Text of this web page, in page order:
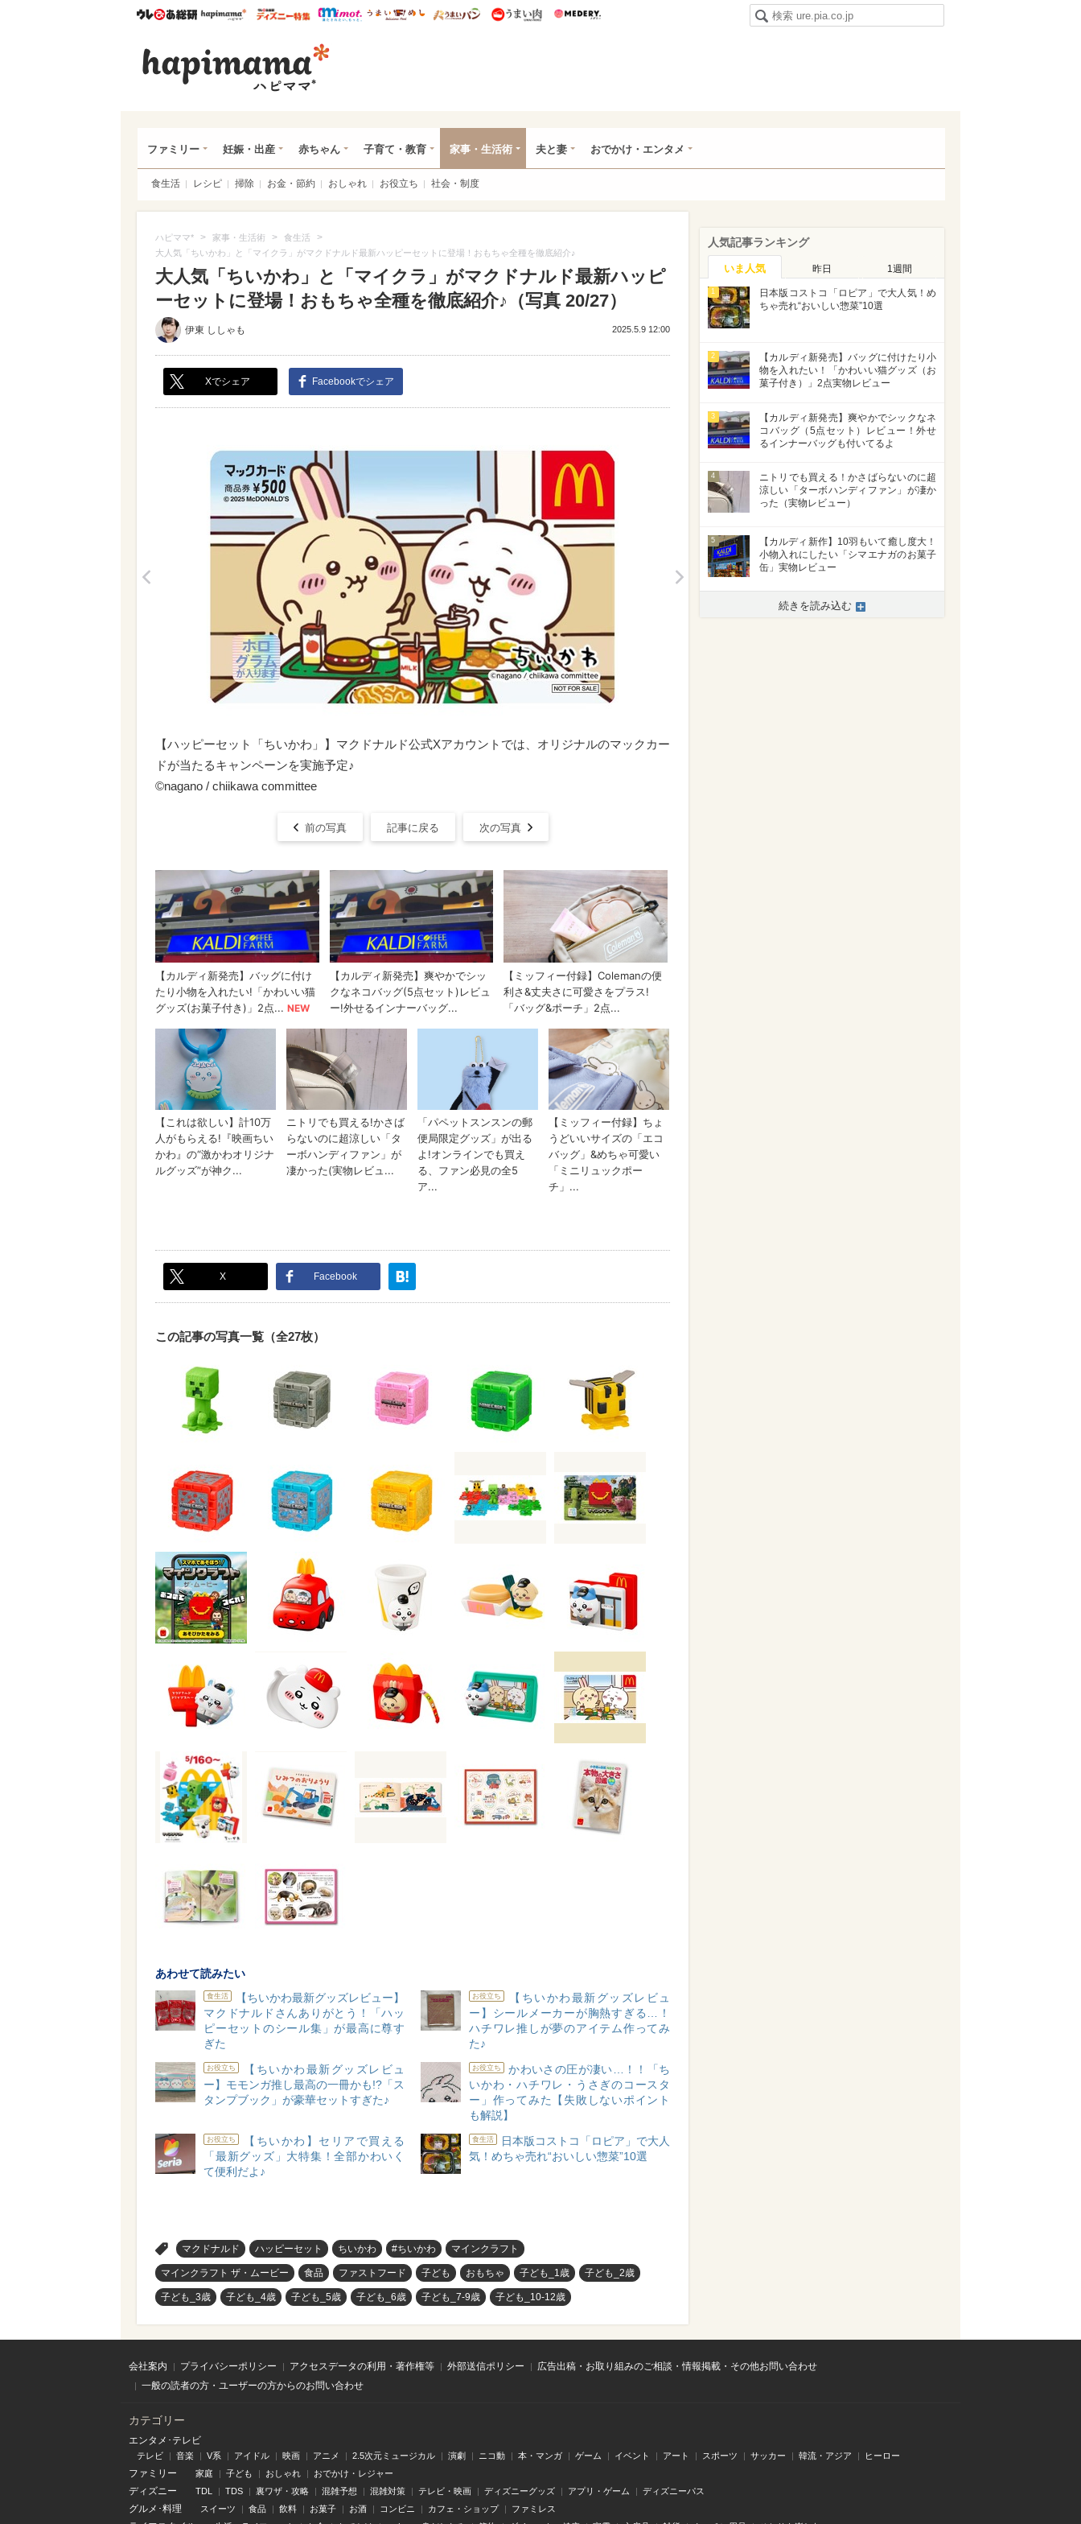
ウレぴあ総研ハピママ* ウレぴあ総研 ディズニー特集
mimot. うまいめし うまいパン うまい肉
ファミリー 妊娠・出産 赤ちゃん 子育て・教育 家事・生活術 夫と妻 おでかけ・エンタメ
食生活 レシピ 掃除 お金・節約 おしゃれ お役立ち 社会・制度
ハピママ* > 家事・生活術 > 食生活 >
大人気「ちいかわ」と「マイクラ」がマクドナルド最新ハッピーセットに登場！おもちゃ全種を徹底紹介♪
大人気「ちいかわ」と「マイクラ」がマクドナルド最新ハッピ
ーセットに登場！おもちゃ全種を徹底紹介♪（写真 20/27）
伊東 ししゃも 2025.5.9 12:00
Xでシェア Facebookでシェア
>
【ハッピーセット「ちいかわ」】マクドナルド公式Xアカウントでは、オリジナルのマックカー
ドが当たるキャンペーンを実施予定♪
©nagano / chiikawa committee
前の写真 記事に戻る 次の写真
X Facebook
この記事の写真一覧（全27枚）
あわせて読みたい
食生活
【ちいかわ最新グッズレビュー】
マクドナルドさんありがとう！「ハッ
ピーセットのシール集」が最高に尊す
ぎた
お役立ち
【ちいかわ最新グッズレビュ
ー】シールメーカーが胸熱すぎる…！
ハチワレ推しが夢のアイテム作ってみ
た♪
お役立ち
【ちいかわ最新グッズレビュ
ー】モモンガ推し最高の一冊かも!?「ス
タンプブック」が豪華セットすぎた♪
お役立ち
かわいさの圧が凄い…！！「ち
いかわ・ハチワレ・うさぎのコースタ
ー」作ってみた【失敗しないポイント
も解説】
お役立ち
【ちいかわ】セリアで買える
「最新グッズ」大特集！全部かわいく
て便利だよ♪
食生活
日本版コストコ「ロピア」で大人
気！めちゃ売れ“おいしい惣菜”10選
マクドナルド ハッピーセット ちいかわ #ちいかわ マインクラフト
マインクラフト ザ・ムービー 食品 ファストフード 子ども おもちゃ 子ども_1歳 子ども_2歳
子ども_3歳 子ども_4歳 子ども_5歳 子ども_6歳 子ども_7-9歳 子ども_10-12歳
人気記事ランキング
いま人気 昨日 1週間
1
日本版コストコ「ロピア」で大人気！め
ちゃ売れ“おいしい惣菜”10選
2
【カルディ新発売】バッグに付けたり小
物を入れたい！「かわいい猫グッズ（お
菓子付き）」2点実物レビュー
3
【カルディ新発売】爽やかでシックなネ
コバッグ（5点セット）レビュー！外せ
るインナーバッグも付いてるよ
4
ニトリでも買える！かさばらないのに超
涼しい「ターボハンディファン」が凄か
った（実物レビュー）
5
【カルディ新作】10羽もいて癒し度大！
小物入れにしたい「シマエナガのお菓子
缶」実物レビュー
続きを読み込む
会社案内 プライバシーポリシー アクセスデータの利用・著作権等 外部送信ポリシー
広告出稿・お取り組みのご相談・情報掲載・その他お問い合わせ
一般の読者の方・ユーザーの方からのお問い合わせ
カテゴリー
エンタメ･テレビ
テレビ 音楽 V系 アイドル 映画 アニメ 2.5次元ミュージカル 演劇 ニコ動 本・マンガ ゲーム イベント アート スポーツ サッカー 韓流・アジア ヒーロー
ファミリー 家庭 子ども おしゃれ おでかけ・レジャー
ディズニー TDL TDS 裏ワザ・攻略 混雑予想 混雑対策 テレビ・映画 ディズニーグッズ アプリ・ゲーム ディズニーパス
グルメ･料理 スイーツ 食品 飲料 お菓子 お酒 コンビニ カフェ・ショップ ファミレス